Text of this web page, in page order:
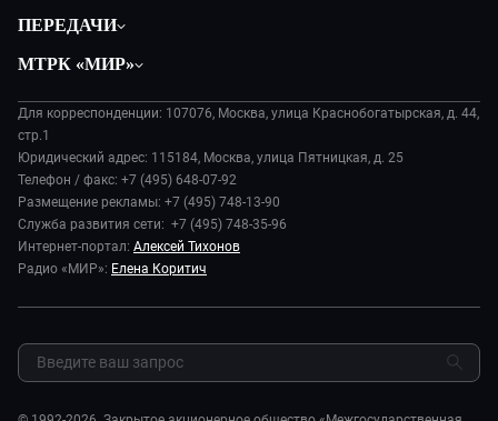
Экономика
Происшествия
В содружестве
В мире
Наука и технологии
Здоровье и медицина
Спорт
Шоу-бизнес
Стиль жизни
Сад и огород
ПЕРЕДАЧИ
Дела судебные
Диктор делает
Игра в кино
Игра в кино. Мультфильмы
Исторический детектив
Миллион за 5 минут
Мировое соглашение
МТРК «МИР»
История
Руководство
Новости компании
Пресса о нас
Карьера
Реклама
Закупки и тендеры
Обратная связь
Для корреспонденции: 107076, Москва, улица Краснобогатырская, д. 44,
стр.1
Юридический адрес: 115184, Москва, улица Пятницкая, д. 25
Телефон / факс: +7 (495) 648-07-92
Размещение рекламы: +7 (495) 748-13-90
Служба развития сети: +7 (495) 748-35-96
Интернет-портал: Алексей Тихонов
Радио «МИР»: Елена Коритич